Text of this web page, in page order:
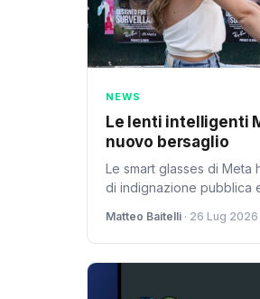
NEWS
Le lenti intelligenti
nuovo bersaglio
Le smart glasses di Meta
di indignazione pubblica
implicazioni per l'utilizzo
Italia.
Matteo Baitelli · 26 Lug 2026